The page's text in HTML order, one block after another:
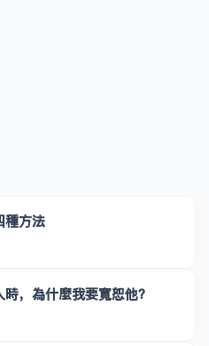
種方法
，為什麼我要寬恕他？